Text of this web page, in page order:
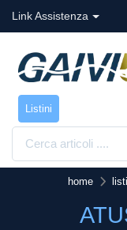
Link Assistenza
Listini
home